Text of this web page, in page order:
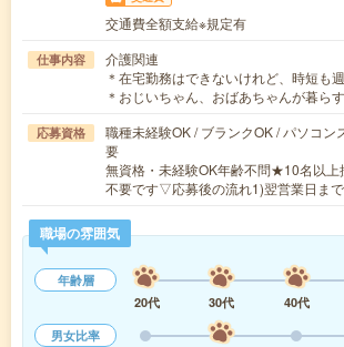
交通費全額支給※規定有
仕事内容
介護関連
＊在宅勤務はできないけれど、時短も
＊おじいちゃん、おばあちゃんが暮ら
応募資格
職種未経験OK / ブランクOK / パソコン
要
無資格・未経験OK年齢不問★10名以
不要です▽応募後の流れ1)翌営業日ま
職場の雰囲気
年齢層
20代
30代 40代
男女比率